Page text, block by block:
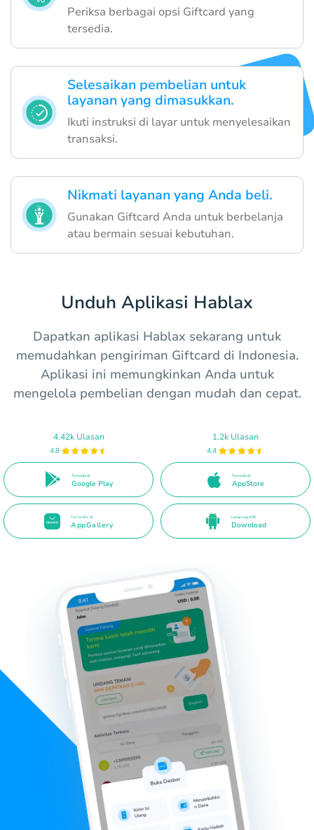
Periksa berbagai opsi Giftcard yang
tersedia.
Selesaikan pembelian untuk
layanan yang dimasukkan.
Ikuti instruksi di layar untuk menyelesaikan
transaksi.
Nikmati layanan yang Anda beli.
Gunakan Giftcard Anda untuk berbelanja
atau bermain sesuai kebutuhan.
Unduh Aplikasi Hablax
Dapatkan aplikasi Hablax sekarang untuk
memudahkan pengiriman Giftcard di Indonesia.
Aplikasi ini memungkinkan Anda untuk
mengelola pembelian dengan mudah dan cepat.
4.42k Ulasan
4.8
Tersedia di
Google Play
1.2k Ulasan
4.4
Tersedia di
AppStore
Tersedia di
AppGallery
Langsung APK
Download